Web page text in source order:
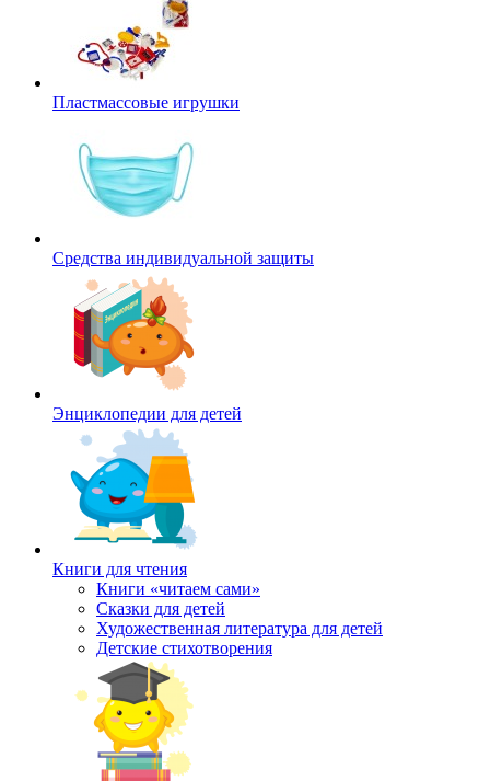
Пластмассовые игрушки
Средства индивидуальной защиты
Энциклопедии для детей
Книги для чтения
Книги «читаем сами»
Сказки для детей
Художественная литература для детей
Детские стихотворения